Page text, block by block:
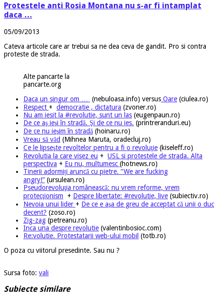
Protestele anti Rosia Montana nu s-ar fi intamplat
daca …
05/09/2013
Cateva articole care ar trebui sa ne dea ceva de gandit. Pro si contra
proteste de strada.
Alte pancarte la
pancarte.org
Daca un singur om …
(nebuloasa.info) versus Oare (ciulea.ro)
Respect + democratie , dictatura (zvoner.ro)
Nu am iesit la #revolutie, sunt un las (eugenpaun.ro)
De ce aş ieşi în stradă. Şi de ce nu ies. (printreranduri.eu)
De ce nu ieşim în stradă (hoinaru.ro)
Vreau să văd (Mihnea Maruta, oradecluj.ro)
Ce le lipseşte revoltelor pentru a fi o revoluţie (kiseleff.ro)
Revolutia la care visez eu + USL si protestele de strada. Alta
perspectiva + Eu nu, multumesc (hotnews.ro)
Tinerii adormiți aruncă cu pietre. “We are fucking
angry!” (ursulean.ro)
Pseudorevoluţia românească: nu vrem reforme, vrem
protecţionism + Despre libertate: #revolutie, live (subiectiv.ro)
Nevoia unui lider + De ce e aşa de greu de acceptat că unii o duc
decent? (zoso.ro)
Zig-zag (petreanu.ro)
Inca una despre revolutie (valentinbosioc.com)
Re:volutie. Protestatarii web-ului mobil (totb.ro)
O poza cu viitorul presedinte. Sau nu ?
Sursa foto: vali
Subiecte similare